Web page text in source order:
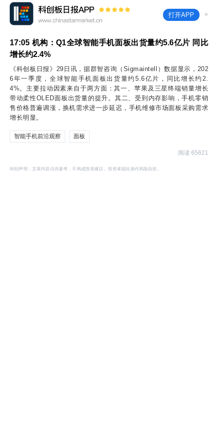
打开APP ×
17:05 机构：Q1全球智能手机面板出货量约5.6亿片 同比
增长约2.4%
《科创板日报》29日讯，据群智咨询（Sigmaintell）数据显示，202
6年一季度，全球智能手机面板出货量约5.6亿片，同比增长约2.
4%。主要拉动因素来自于两方面：其一、苹果及三星终端销量增长
带动柔性OLED面板出货量的提升。其二、受到内存影响，手机零销
售价格普遍调涨，换机需求进一步延迟，手机维修市场面板采购需求
增长明显。
智能手机前沿观察 面板
阅读 65621
特别声明：文章内容仅供参考，不构成投资建议。投资者据此操作风险自担。